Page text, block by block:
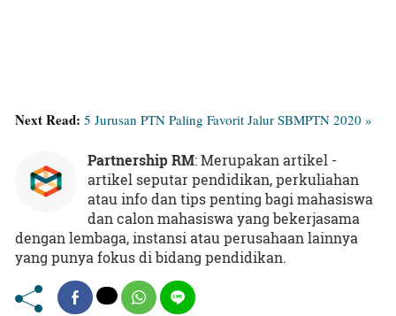
Next Read: 5 Jurusan PTN Paling Favorit Jalur SBMPTN 2020 »
Partnership RM: Merupakan artikel -
artikel seputar pendidikan, perkuliahan
atau info dan tips penting bagi mahasiswa
dan calon mahasiswa yang bekerjasama
dengan lembaga, instansi atau perusahaan lainnya
yang punya fokus di bidang pendidikan.